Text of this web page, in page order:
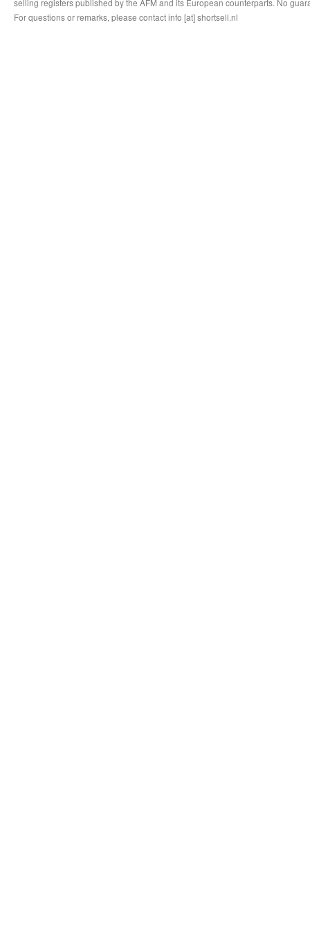
selling registers published by the AFM and its European counterparts. No
For questions or remarks, please contact info [at] shortsell.nl